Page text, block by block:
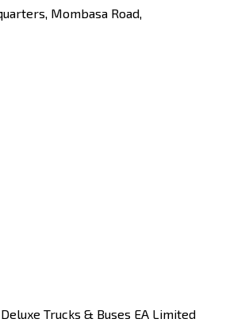
Mombasa Road,
Trucks & Buses EA Limited